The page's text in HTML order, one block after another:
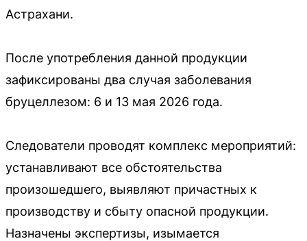
Астрахани.
После употребления данной продукции
зафиксированы два случая заболевания
бруцеллезом: 6 и 13 мая 2026 года.
Следователи проводят комплекс мероприятий:
устанавливают все обстоятельства
произошедшего, выявляют причастных к
производству и сбыту опасной продукции.
Назначены экспертизы, изымается